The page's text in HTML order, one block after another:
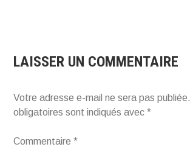
LAISSER UN COMMENTAIRE
Votre adresse e-mail ne sera pas publiée.
obligatoires sont indiqués avec*
Commentaire*